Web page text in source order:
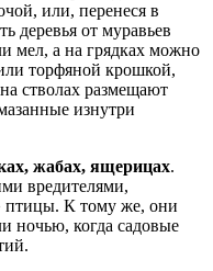
или, перенеся в
деревья от муравьев
мел, а на грядках можно
торфяной крошкой,
стволах размещают
изнутри
жабах, ящерицах.
вредителями,
птицы. К тому же, они
ночью, когда садовые